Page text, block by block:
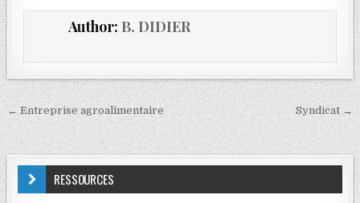
Author: B. DIDIER
← Entreprise agroalimentaire Syndicat →
RESSOURCES